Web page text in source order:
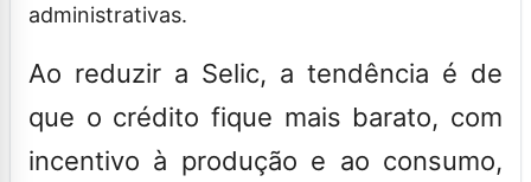
administrativas.
Ao reduzir a Selic, a tendência é de
que o crédito fique mais barato, com
incentivo à produção e ao consumo,